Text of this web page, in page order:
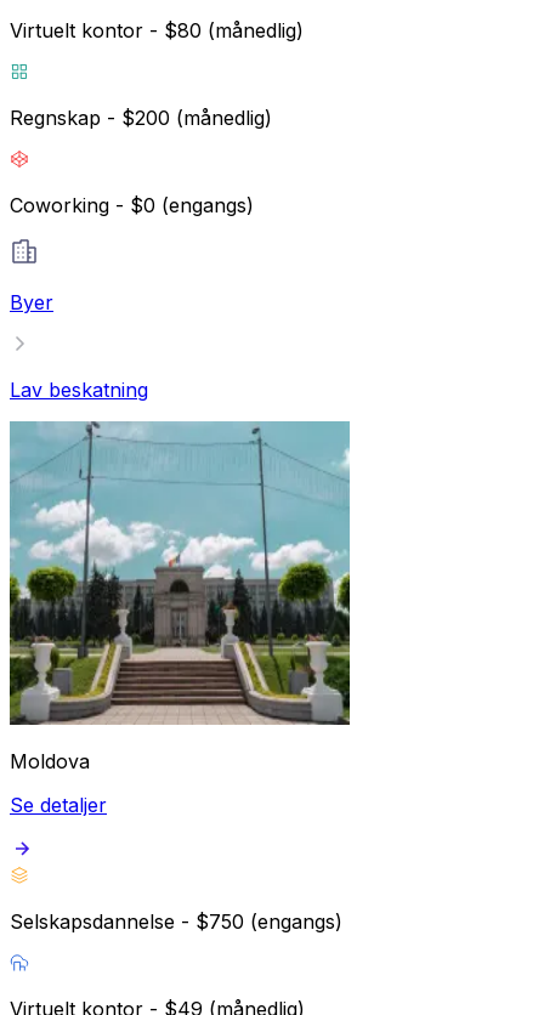
Virtuelt kontor - $80 (månedlig)
Regnskap - $200 (månedlig)
Coworking - $0 (engangs)
Byer
Lav beskatning
Moldova
Se detaljer
Selskapsdannelse - $750 (engangs)
Virtuelt kontor - $49 (månedlig)